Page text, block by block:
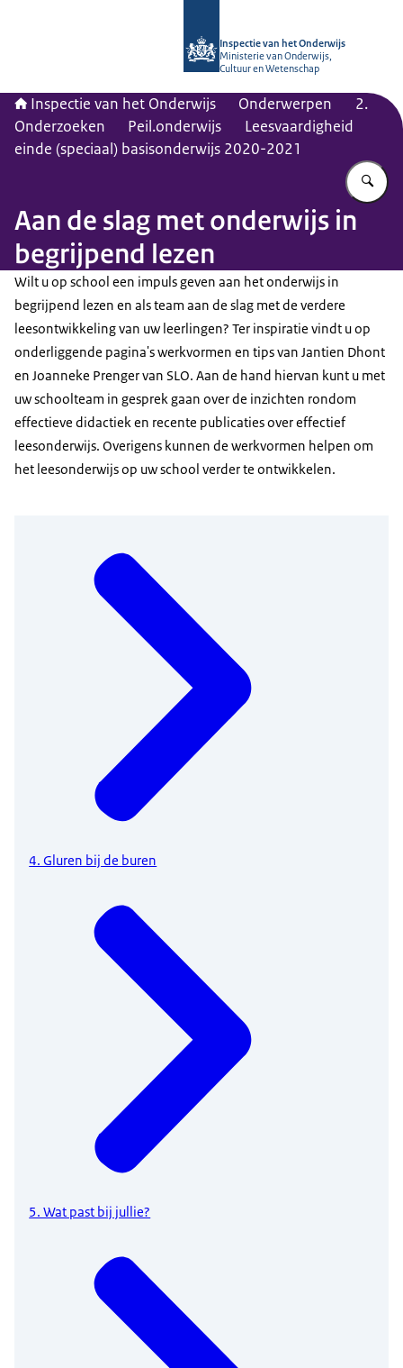
Inspectie van het Onderwijs
Ministerie van Onderwijs,
Cultuur en Wetenschap
Inspectie van het Onderwijs Onderwerpen
2.
Onderzoeken
Peil.onderwijs
Leesvaardigheid
einde (speciaal) basisonderwijs 2020-2021
Aan de slag met onderwijs in
begrijpend lezen
Wilt u op school een impuls geven aan het onderwijs in
begrijpend lezen en als team aan de slag met de verdere
leesontwikkeling van uw leerlingen? Ter inspiratie vindt u op
onderliggende pagina's werkvormen en tips van Jantien Dhont
en Joanneke Prenger van SLO. Aan de hand hiervan kunt u met
uw schoolteam in gesprek gaan over de inzichten rondom
effectieve didactiek en recente publicaties over effectief
leesonderwijs. Overigens kunnen de werkvormen helpen om
het leesonderwijs op uw school verder te ontwikkelen.
4. Gluren bij de buren
5. Wat past bij jullie?